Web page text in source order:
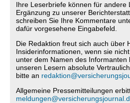
Ihre Leserbriefe können für andere
Ergänzung zu unserer
schreiben Sie Ihre Kommentare
dafür vorgesehene Eingabefeld.
Die Redaktion freut sich auch über
Insiderinformationen, wenn sie
unter dem Namen des Informanten
unseren Lesern absolute
bitte an
Allgemeine Pressemitteilungen